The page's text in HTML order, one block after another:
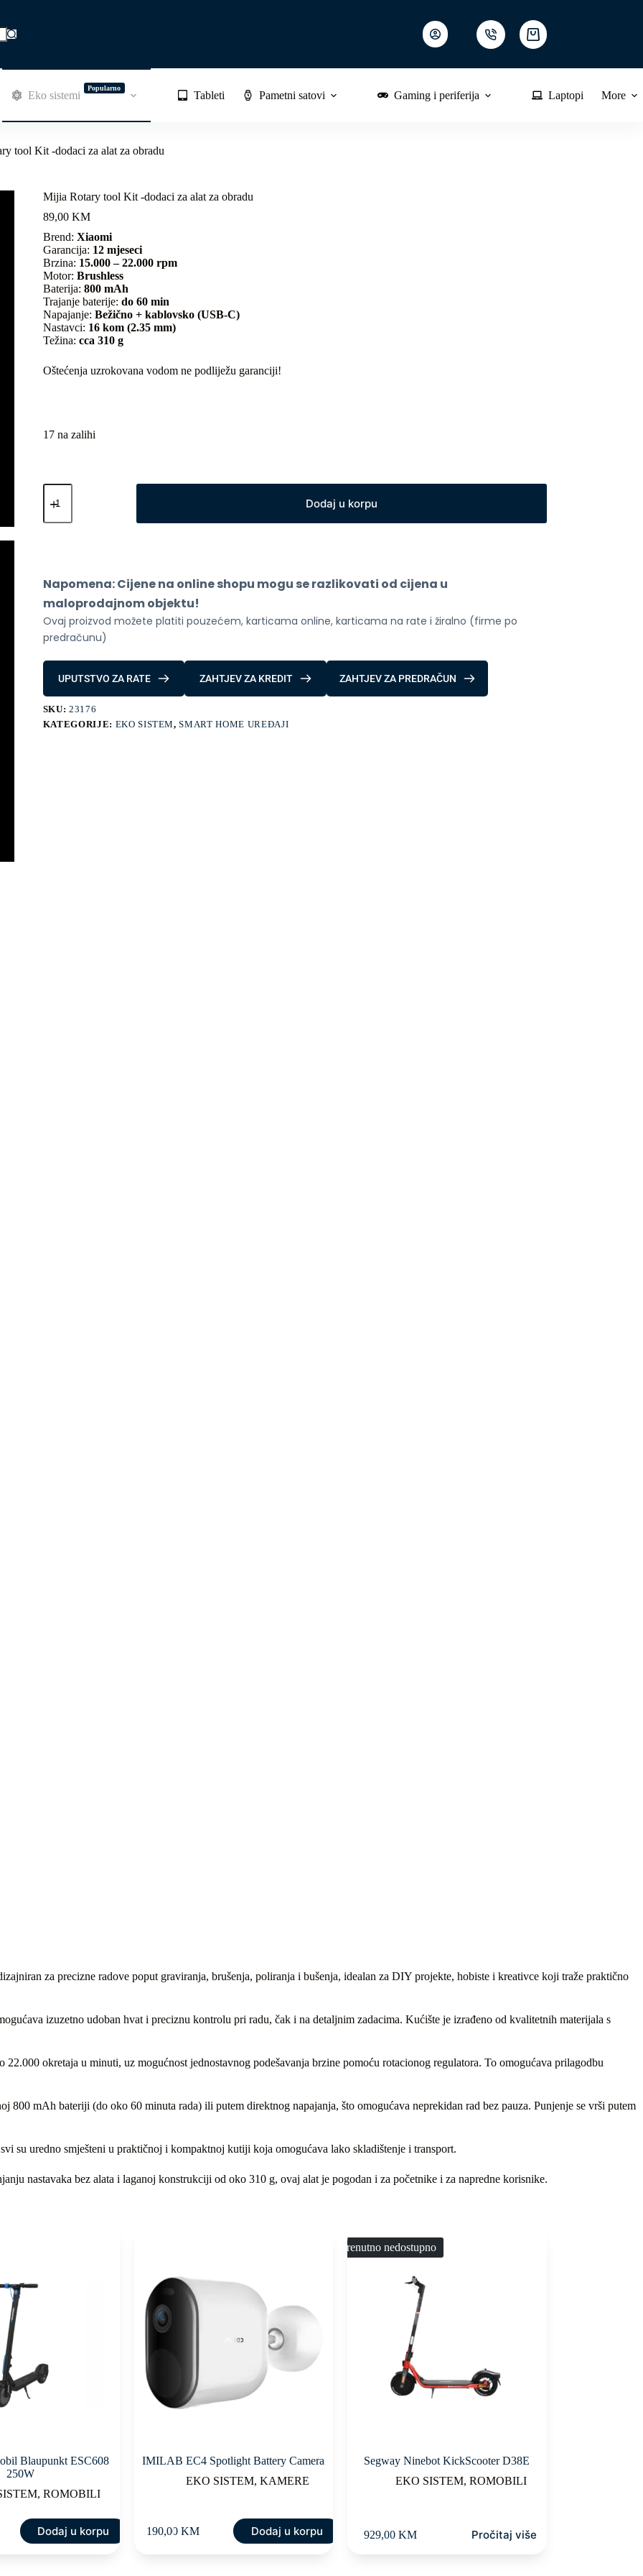
Shopping
cart
Eko sistemi
Popularno
Tableti Pametni satovi Gaming i periferija Laptopi More
tool Kit -dodaci za alat za obradu
Mijia Rotary tool Kit -dodaci za alat za obradu
89,00 KM
Brend: Xiaomi
Garancija: 12 mjeseci
Brzina: 15.000 – 22.000 rpm
Motor: Brushless
Baterija: 800 mAh
Trajanje baterije: do 60 min
Napajanje: Bežično + kablovsko (USB-C)
Nastavci: 16 kom (2.35 mm)
Težina: cca 310 g
Oštećenja uzrokovana vodom ne podliježu garanciji!
17 na zalihi
Mijia
Rotary
Kit
za
obradu
količina
Dodaj u korpu
Napomena: Cijene na online shopu mogu se razlikovati od cijena u
maloprodajnom objektu!
Ovaj proizvod možete platiti pouzećem, karticama online, karticama na rate i žiralno (firme po
predračunu)
UPUTSTVO ZA RATE ZAHTJEV ZA KREDIT ZAHTJEV ZA PREDRAČUN
SKU:23176
KATEGORIJE: EKO SISTEM,SMART HOME UREĐAJI
za precizne radove poput graviranja, brušenja, poliranja i bušenja, idealan za DIY projekte, hobiste i kreativce koji traže praktično
izuzetno udoban hvat i preciznu kontrolu pri radu, čak i na detaljnim zadacima. Kućište je izrađeno od kvalitetnih materijala s
okretaja u minuti, uz mogućnost jednostavnog podešavanja brzine pomoću rotacionog regulatora. To omogućava prilagodbu
mAh bateriji (do oko 60 minuta rada) ili putem direktnog napajanja, što omogućava neprekidan rad bez pauza. Punjenje se vrši putem
su uredno smješteni u praktičnoj i kompaktnoj kutiji koja omogućava lako skladištenje i transport.
nastavaka bez alata i laganoj konstrukciji od oko 310 g, ovaj alat je pogodan i za početnike i za napredne korisnike.
Blaupunkt ESC608
250W
, ROMOBILI
Dodaj u korpu
IMILAB EC4 Spotlight Battery Camera
EKO SISTEM,KAMERE
190,00KM Dodaj u korpu
Trenutno nedostupno
Segway Ninebot KickScooter D38E
EKO SISTEM,ROMOBILI
929,00 KM Pročitaj više